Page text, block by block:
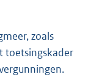
zoals
toetsingskader